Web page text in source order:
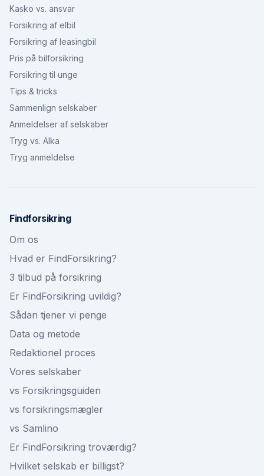
Kasko vs. ansvar
Forsikring af elbil
Forsikring af leasingbil
Pris på bilforsikring
Forsikring til unge
Tips & tricks
Sammenlign selskaber
Anmeldelser af selskaber
Tryg vs. Alka
Tryg anmeldelse
Findforsikring
Om os
Hvad er FindForsikring?
3 tilbud på forsikring
Er FindForsikring uvildig?
Sådan tjener vi penge
Data og metode
Redaktionel proces
Vores selskaber
vs Forsikringsguiden
vs forsikringsmægler
vs Samlino
Er FindForsikring troværdig?
Hvilket selskab er billigst?